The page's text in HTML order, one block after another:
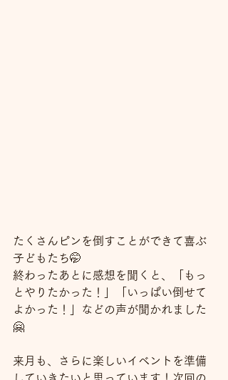
たくさんピンを倒すことができて喜ぶ
子どもたち🤭
終わったあとに感想を聞くと、「もっ
とやりたかった！」「いっぱい倒せて
よかった！」などの声が聞かれました
🤗
来月も、さらに楽しいイベントを準備